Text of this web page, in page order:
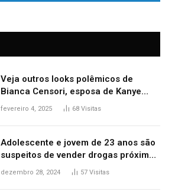
Veja outros looks polêmicos de
Bianca Censori, esposa de Kanye
West que apareceu nua no Grammy
fevereiro 4, 2025 68 Visitas
Adolescente e jovem de 23 anos são
suspeitos de vender drogas próximo
de delegacia e escola, diz polícia
dezembro 28, 2024 57 Visitas